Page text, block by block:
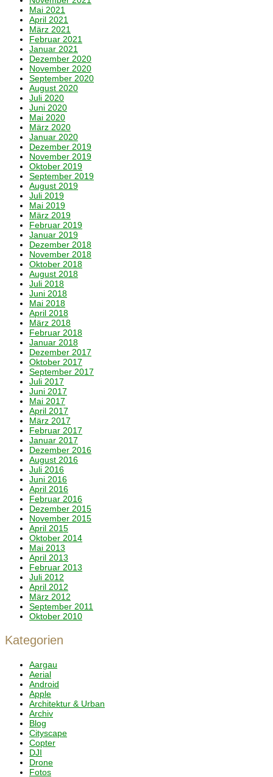
Mai 2021
April 2021
März 2021
Februar 2021
Januar 2021
Dezember 2020
November 2020
September 2020
August 2020
Juli 2020
Juni 2020
Mai 2020
März 2020
Januar 2020
Dezember 2019
November 2019
Oktober 2019
September 2019
August 2019
Juli 2019
Mai 2019
März 2019
Februar 2019
Januar 2019
Dezember 2018
November 2018
Oktober 2018
August 2018
Juli 2018
Juni 2018
Mai 2018
April 2018
März 2018
Februar 2018
Januar 2018
Dezember 2017
Oktober 2017
September 2017
Juli 2017
Juni 2017
Mai 2017
April 2017
März 2017
Februar 2017
Januar 2017
Dezember 2016
August 2016
Juli 2016
Juni 2016
April 2016
Februar 2016
Dezember 2015
November 2015
April 2015
Oktober 2014
Mai 2013
April 2013
Februar 2013
Juli 2012
April 2012
März 2012
September 2011
Oktober 2010
Kategorien
Aargau
Aerial
Android
Apple
Architektur & Urban
Archiv
Blog
Cityscape
Copter
DJI
Drone
Fotos